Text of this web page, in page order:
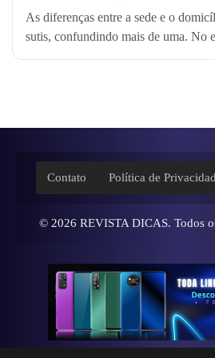
As diferenças entre a sede e o
sutis, confundindo mais de uma. No
Contato Política de
© 2026 REVISTA DICAS. Todos